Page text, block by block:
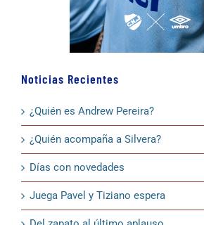
Noticias Recientes
¿Quién es Andrew Pereira?
¿Quién acompaña a Silvera?
Días con novedades
Juega Pavel y Tiziano espera